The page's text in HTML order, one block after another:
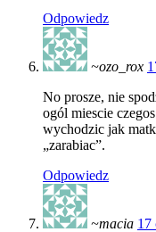
Odpowiedz
~ozo_rox
No prosze, nie
ogól miescie
wychodzic jak
„zarabiac”.
Odpowiedz
~macia 17